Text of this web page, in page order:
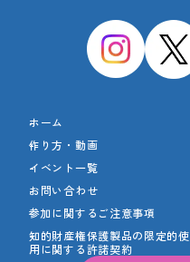
ホーム
作り方・動画
イベント一覧
お問い合わせ
参加に関するご注意事項
知的財産権保護製品の限定的使
用に関する許諾契約